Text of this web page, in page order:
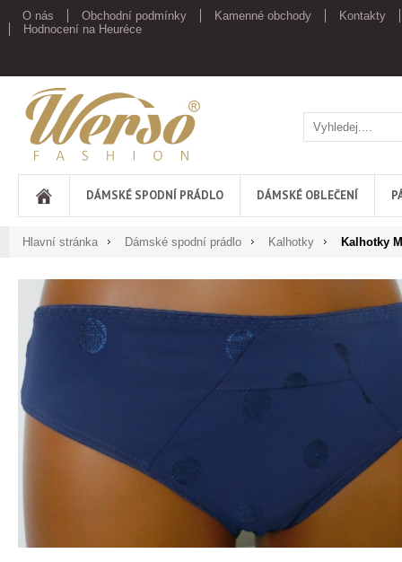
O nás Obchodní podmínky Kamenné obchody
Kontakty
Hodnocení na Heuréce
Werso
DÁMSKÉ SPODNÍ PRÁDLO DÁMSKÉ OBLEČENÍ
Hlavní stránka Dámské spodní prádlo Kalhotky Kalhotky